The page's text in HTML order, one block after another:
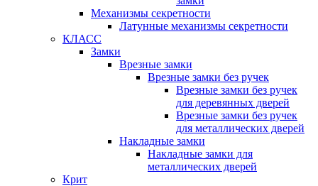
Механизмы секретности
Латунные механизмы секретности
КЛАСС
Замки
Врезные замки
Врезные замки без ручек
Врезные замки без ручек
для деревянных дверей
Врезные замки без ручек
для металлических дверей
Накладные замки
Накладные замки для
металлических дверей
Крит